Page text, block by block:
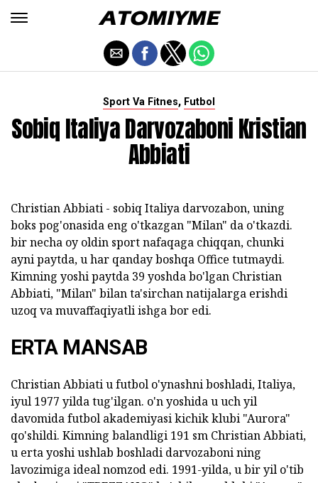
Sport Va Fitnes, Futbol
Sobiq Italiya Darvozaboni Kristian
Abbiati
Christian Abbiati - sobiq Italiya darvozabon, uning
boks pog'onasida eng o'tkazgan "Milan" da o'tkazdi.
bir necha oy oldin sport nafaqaga chiqqan, chunki
ayni paytda, u har qanday boshqa Office tutmaydi.
Kimning yoshi paytda 39 yoshda bo'lgan Christian
Abbiati, "Milan" bilan ta'sirchan natijalarga erishdi
uzoq va muvaffaqiyatli ishga bor edi.
ERTA MANSAB
Christian Abbiati u futbol o'ynashni boshladi, Italiya,
iyul 1977 yilda tug'ilgan. o'n yoshida u uch yil
davomida futbol akademiyasi kichik klubi "Aurora"
qo'shildi. Kimning balandligi 191 sm Christian Abbiati,
u erta yoshi ushlab boshladi darvozaboni ning
lavozimiga ideal nomzod edi. 1991-yilda, u bir yil o'tib